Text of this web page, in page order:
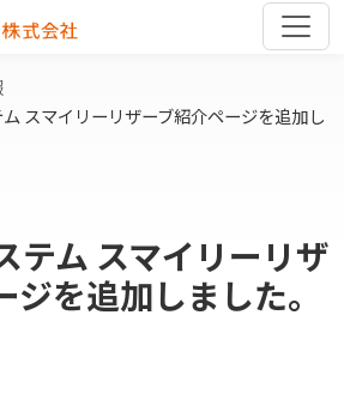
スマイリーリザーブ紹介ページを追加し
テム スマイリーリザ
ジを追加しました。